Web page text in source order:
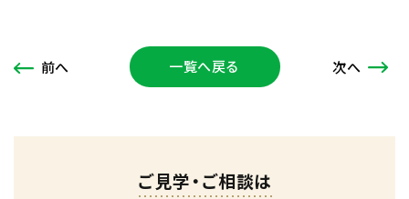
前へ 一覧へ戻る 次へ
ご見学・ご相談は